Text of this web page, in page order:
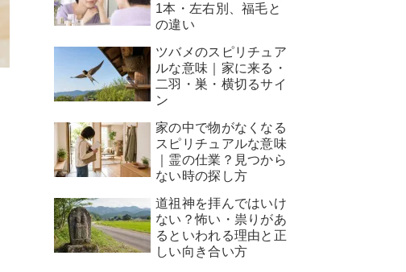
1本・左右別、福毛と
の違い
ツバメのスピリチュア
ルな意味｜家に来る・
二羽・巣・横切るサイ
ン
家の中で物がなくなる
スピリチュアルな意味
｜霊の仕業？見つから
ない時の探し方
道祖神を拝んではいけ
ない？怖い・祟りがあ
るといわれる理由と正
しい向き合い方